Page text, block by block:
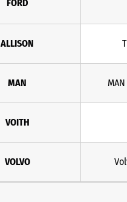
FORD
ALLISON
MAN
VOITH
VOLVO